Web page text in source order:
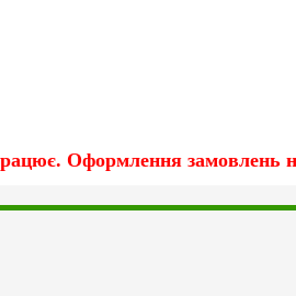
Оформлення замовлень